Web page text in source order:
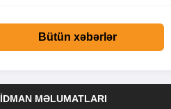
Bütün xəbərlər
İDMAN MƏLUMATLARI